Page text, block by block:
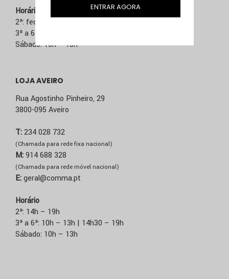
Horário
2ª: fechado
3ª a 6ª: 10h – 13h | 14h – 19h
Sábado: 10h – 13h
LOJA AVEIRO
Rua Agostinho Pinheiro, 29
3800-095 Aveiro
T:234 028 732
(Chamada para rede fixa nacional)
M:914 688 328
(Chamada para rede móvel nacional)
E:geral@comma.pt
Horário
2ª: 14h – 19h
3ª a 6ª: 10h – 13h | 14h30 – 19h
Sábado: 10h – 13h
ENTRAR AGORA